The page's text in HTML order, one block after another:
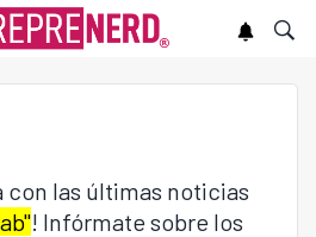
con las últimas noticias
! Infórmate sobre los